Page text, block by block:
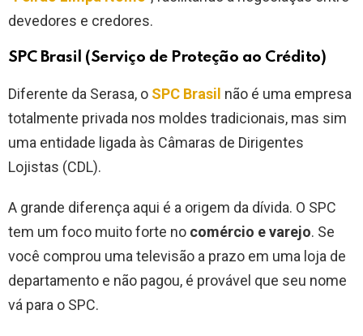
devedores e credores.
SPC Brasil (Serviço de Proteção ao Crédito)
Diferente da Serasa, o SPC Brasil não é uma empresa
totalmente privada nos moldes tradicionais, mas sim
uma entidade ligada às Câmaras de Dirigentes
Lojistas (CDL).
A grande diferença aqui é a origem da dívida. O SPC
tem um foco muito forte no comércio e varejo. Se
você comprou uma televisão a prazo em uma loja de
departamento e não pagou, é provável que seu nome
vá para o SPC.